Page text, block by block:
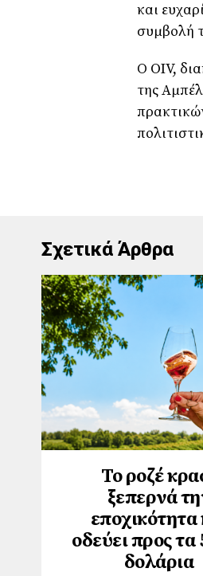
και
συμβολή
Ο OIV,
της
Σχετικά Άρθρα
Το ροζέ
ξεπερνά
εποχικότητα
οδεύει προς τα
δολάρια